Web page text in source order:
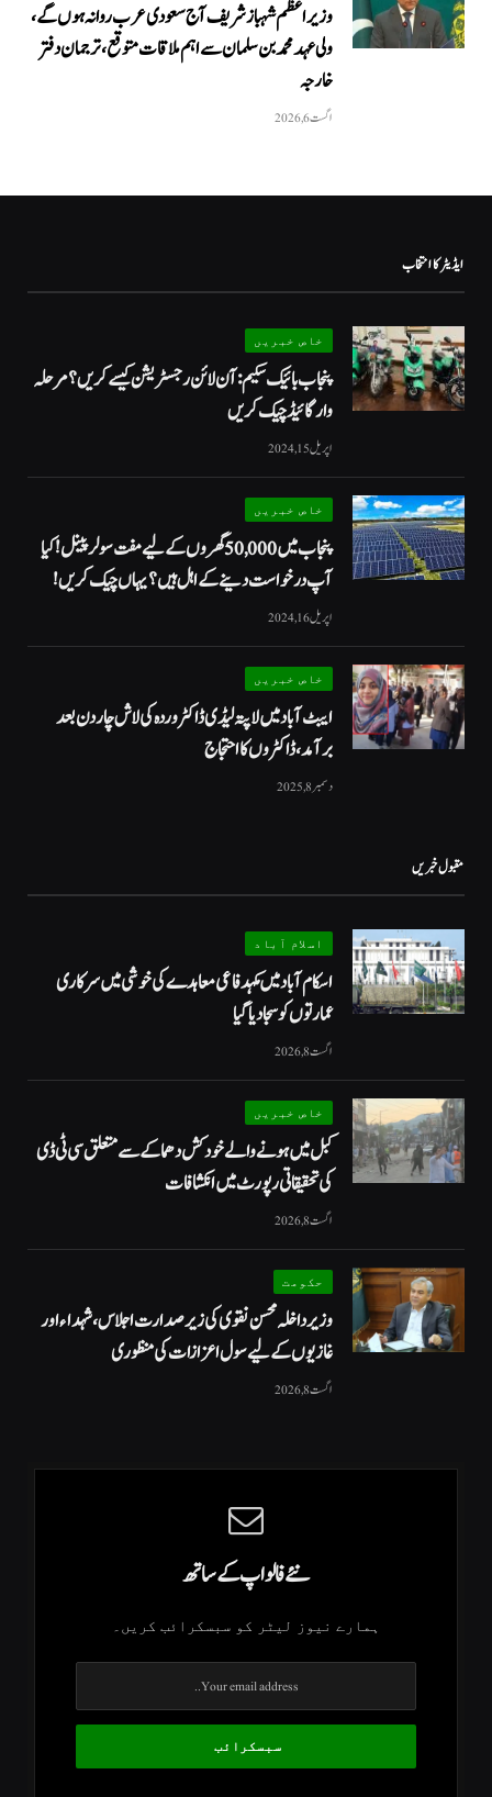
وزیراعظم شہباز شریف آج سعودی عرب روانہ ہوں گے،
ولی عہد محمد بن سلمان سے اہم ملاقات متوقع، ترجمان دفتر
خارجہ
اگست 6, 2026
ایڈیٹر کا انتخاب
خاص خبریں
پنجاب بائیک سکیم: آن لائن رجسٹریشن کیسے کریں؟ مرحلہ
وار گائیڈ چیک کریں
اپریل 15, 2024
خاص خبریں
پنجاب میں 50,000 گھروں کے لیے مفت سولر پینل! کیا
آپ درخواست دینے کے اہل ہیں؟ یہاں چیک کریں!
اپریل 16, 2024
خاص خبریں
ایبٹ آباد میں لاپتہ لیڈی ڈاکٹر وردہ کی لاش چار دن بعد
برآمد، ڈاکٹروں کا احتجاج
دسمبر 8, 2025
مقبول خبریں
اسلام آباد
اسکام آباد میں مکہدفاعی معاہدے کی خوشی میں سرکاری
عمارتوں کو سجا دیا گیا
اگست 8, 2026
خاص خبریں
کبل میں ہونے والے خودکش دھماکے سے متعلق سی ٹی ڈی
کی تحقیقاتی رپورٹ میں انکشافات
اگست 8, 2026
حکومت
وزیرداخلہ محسن نقوی کی زیر صدارت اجلاس، شہداء اور
غازیوں کے لیے سول اعزازات کی منظوری
اگست 8, 2026
نئے فالو اپ کے ساتھ
ہمارے نیوز لیٹر کو سبسکرائب کریں۔